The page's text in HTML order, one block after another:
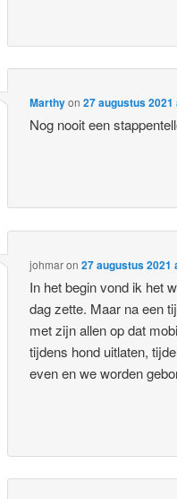
Marthyon27 augustus 2021
Nog nooit een
johmaron27 augustus 2021
In het begin vond ik het
dag zette. Maar na een
met zijn allen op dat
tijdens hond uitlaten,
even en we worden